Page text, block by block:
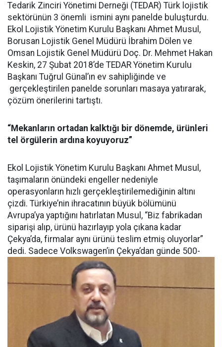
Tedarik Zinciri Yönetimi Derneği (TEDAR) Türk lojistik
sektörünün 3 önemli ismini aynı panelde buluşturdu.
Ekol Lojistik Yönetim Kurulu Başkanı Ahmet Musul,
Borusan Lojistik Genel Müdürü İbrahim Dölen ve
Omsan Lojistik Genel Müdürü Doç. Dr. Mehmet Hakan
Keskin, 27 Şubat 2018’de TEDAR Yönetim Kurulu
Başkanı Tuğrul Günal’ın ev sahipliğinde ve
gerçekleştirilen panelde sorunları masaya yatırarak,
çözüm önerilerini tartıştı.
“Mekanların ortadan kalktığı bir dönemde, ürünleri
tel örgülerin ardına koyuyoruz”
Ekol Lojistik Yönetim Kurulu Başkanı Ahmet Musul,
taşımaların önündeki engeller nedeniyle
operasyonların hızlı gerçekleştirilemediğinin altını
çizdi. Türkiye’nin ihracatının büyük bölümünü
Avrupa’ya yaptığını hatırlatan Musul, “Biz fabrikadan
siparişi alıp, ürünü hazırlayıp yola çıkana kadar
Çekya’da, firmalar aynı ürünü teslim etmiş oluyorlar”
dedi. Sadece Volkswagen’in Çekya’dan günde 500-